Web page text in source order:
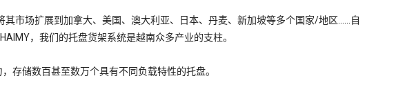
其市场扩展到加拿大、美国、澳大利亚、日本、丹麦、新加坡等多个国家/地区……自
，我们的托盘货架系统是越南众多产业的支柱。
存储数百甚至数万个具有不同负载特性的托盘。